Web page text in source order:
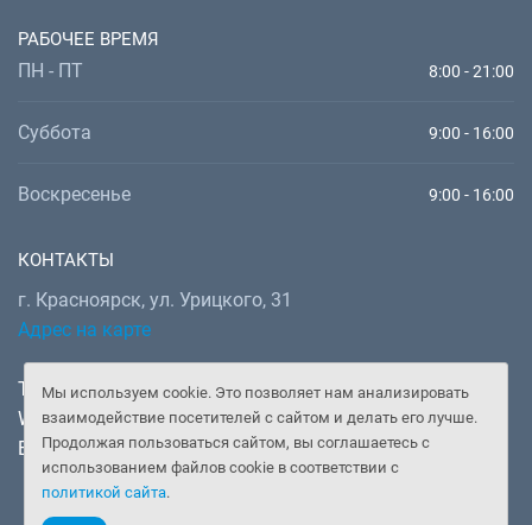
Мы используем cookie. Это позволяет нам анализировать
взаимодействие посетителей с сайтом и делать его лучше.
Продолжая пользоваться сайтом, вы соглашаетесь с
использованием файлов cookie в соответствии с
политикой сайта.
РАБОЧЕЕ ВРЕМЯ
ПН - ПТ 8:00 - 21:00
Суббота 9:00 - 16:00
Воскресенье 9:00 - 16:00
КОНТАКТЫ
г. Красноярск, ул. Урицкого, 31
Адрес на карте
Телефон: +7 (391) 277-92-52
WhatsApp, Telegram:+7 (902) 982-02-14
Email: doctor@gooddoctor.ru